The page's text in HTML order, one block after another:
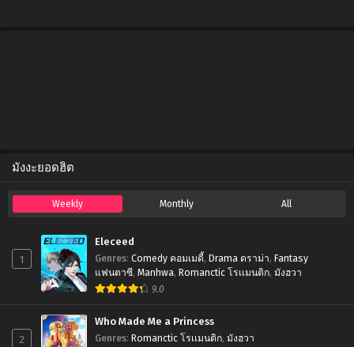
Chapter 3
July 1, 2025
July 1, 2025
Chapter 1
July 1, 2025
Chapter 0.2
July 1, 2025
มังงะยอดฮิต
Weekly Monthly All
1
Eleceed
Genres: Comedy คอมเมดี้, Drama ดราม่า, Fantasy
แฟนตาซี, Manhwa, Romanctic โรเเมนติก, มังฮวา
9.0
2
Who Made Me a Princess
Genres: Romanctic โรเเมนติก, มังฮวา